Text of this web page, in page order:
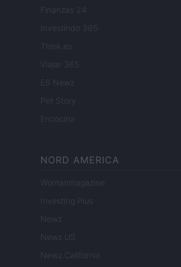
Finanzas 24
Investindo 365
Think.es
Viajar 365
ES Newz
Pet Story
Encocina
NORD AMERICA
Womanmagazine
Investing Plus
Newz
Newz US
Newz California